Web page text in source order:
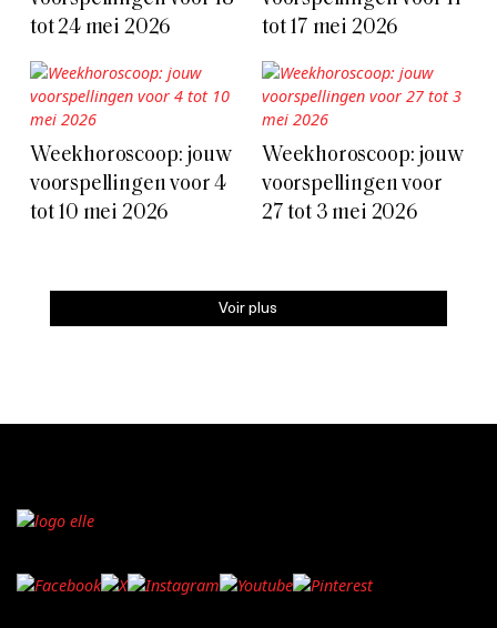
tot 24 mei 2026
tot 17 mei 2026
Weekhoroscoop: jouw
voorspellingen voor 4
tot 10 mei 2026
Weekhoroscoop: jouw
voorspellingen voor
27 tot 3 mei 2026
Voir plus